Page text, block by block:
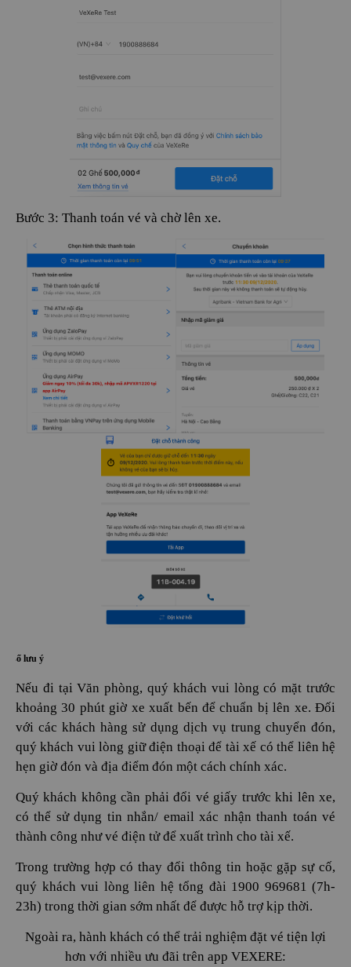
Bước 3: Thanh toán vé và chờ lên xe.
số lưu ý
Nếu đi tại Văn phòng, quý khách vui lòng có mặt trước
khoảng 30 phút giờ xe xuất bến để chuẩn bị lên xe. Đối
với các khách hàng sử dụng dịch vụ trung chuyển đón,
quý khách vui lòng giữ điện thoại để tài xế có thể liên hệ
hẹn giờ đón và địa điểm đón một cách chính xác.
Quý khách không cần phải đổi vé giấy trước khi lên xe,
có thể sử dụng tin nhắn/ email xác nhận thanh toán vé
thành công như vé điện tử để xuất trình cho tài xế.
Trong trường hợp có thay đổi thông tin hoặc gặp sự cố,
quý khách vui lòng liên hệ tổng đài 1900 969681 (7h-
23h) trong thời gian sớm nhất để được hỗ trợ kịp thời.
Ngoài ra, hành khách có thể trải nghiệm đặt vé tiện lợi
hơn với nhiều ưu đãi trên app VEXERE: